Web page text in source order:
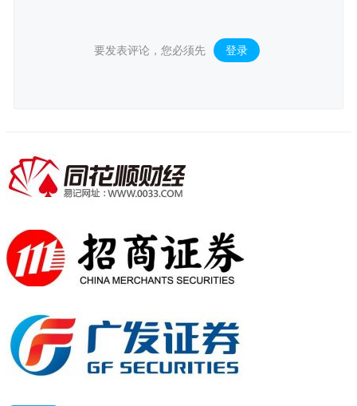
要发表评论，您必须先 登录 。